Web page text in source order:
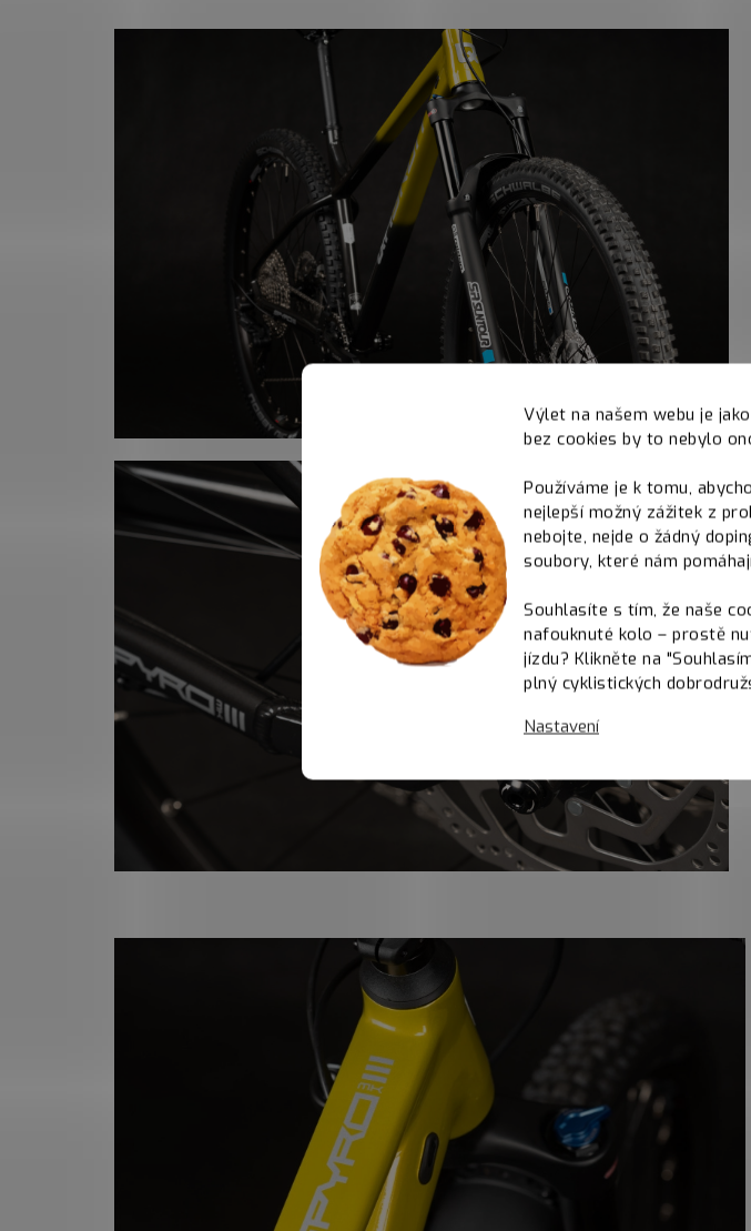
Výlet na našem webu je
bez cookies by to nebylo
Používáme je k tomu,
nejlepší možný zážitek z
nebojte, nejde o žádný
soubory, které nám
Souhlasíte s tím, že naše
nafouknuté kolo – prostě
jízdu? Klikněte na
plný cyklistických
Nastavení